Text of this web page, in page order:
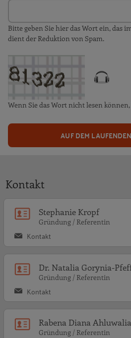
Bitte geben Sie hier das Wort ein, das
dient der Reduktion von Spam.
Wenn Sie das Wort nicht lesen können,
AUF DEM
Kontakt
Stephanie Kropf
Gründung / Referentin
Kontakt
Dr. Natalia Gorynia-
Gründung / Referentin
Kontakt
Rabena Diana Ahluwalia
Gründung / Referentin